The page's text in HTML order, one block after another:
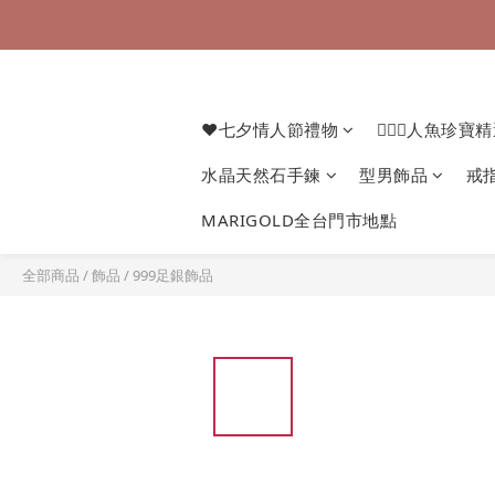
❤七夕情人節禮物 🧜🏻‍♀️人魚珍寶
水晶天然石手鍊 型男飾品 戒
MARIGOLD全台門市地點
全部商品 /飾品 /999足銀飾品